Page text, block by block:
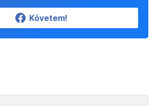
Követem!